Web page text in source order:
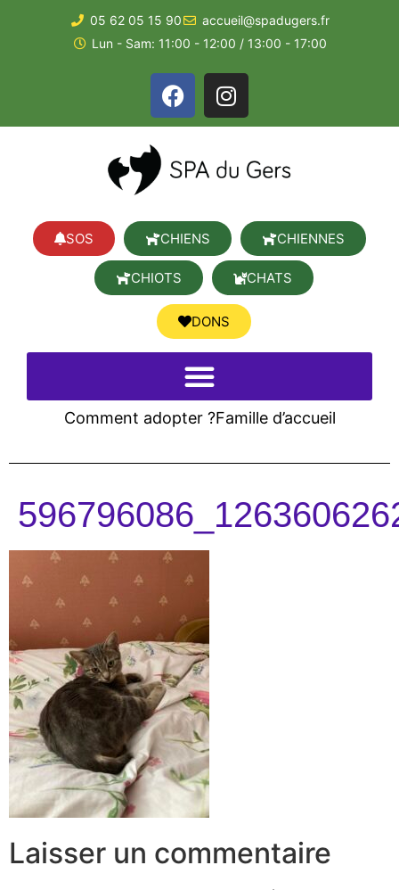
05 62 05 15 90
accueil@spadugers.fr
Lun - Sam: 11:00 - 12:00 / 13:00 - 17:00
SOS CHIENS CHIENNES
CHIOTS CHATS
DONS
Comment adopter ?Famille d’accueil
Laisser un commentaire